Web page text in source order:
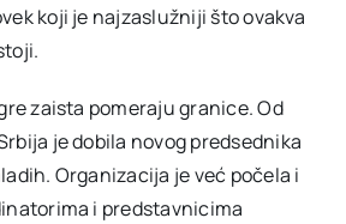
koji je najzaslužniji što ovakva
zaista pomeraju granice. Od
je dobila novog predsednika
Organizacija je već počela i
i predstavnicima